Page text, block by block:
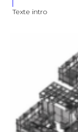
Texte intro